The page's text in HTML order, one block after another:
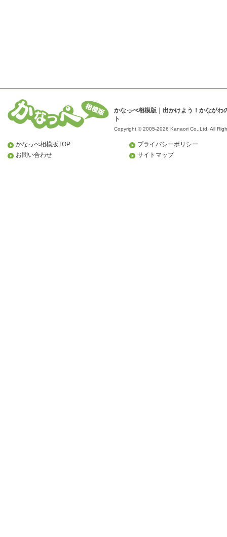
かなっぺ相模版｜出かけよう！かながわ
ト
Copyright © 2005-2026 Kanaori Co.,Ltd. All
かなっぺ相模版TOP
お問い合わせ
プライバシーポリシー
サイトマップ